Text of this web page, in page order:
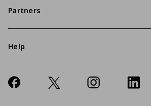
Partners
Help
Contact
FAQ
Socials
https://www.facebook.com/
X Instagram